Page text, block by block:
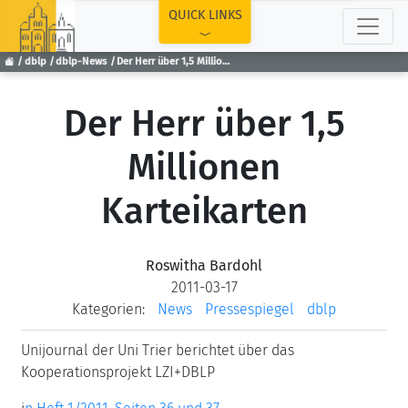
dblp dblp-News Der Herr über 1,5 Millionen Karteikarten
QUICK LINKS
Der Herr über 1,5
Millionen
Karteikarten
Roswitha Bardohl
2011-03-17
Kategorien:
News Pressespiegel dblp
Unijournal der Uni Trier berichtet über das
Kooperationsprojekt LZI+DBLP